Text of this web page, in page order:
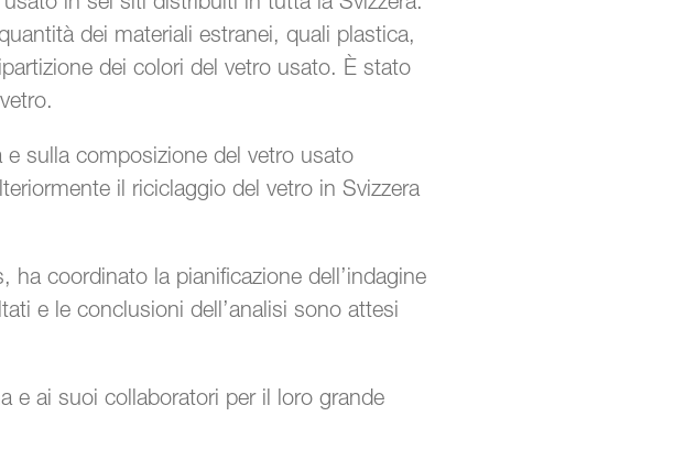
dei materiali estranei, quali plastica,
dei colori del vetro usato. È stato
sulla composizione del vetro usato
il riciclaggio del vetro in Svizzera
coordinato la pianificazione dell’indagine
e le conclusioni dell’analisi sono attesi
e ai suoi collaboratori per il loro grande